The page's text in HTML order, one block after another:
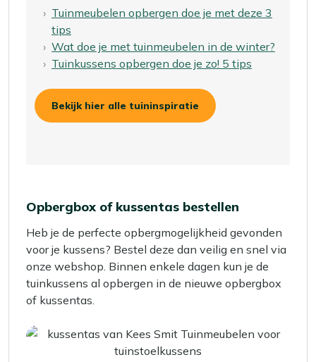
Tuinmeubelen opbergen doe je met deze 3
tips
Wat doe je met tuinmeubelen in de winter?
Tuinkussens opbergen doe je zo! 5 tips
Bekijk hier alle tuininspiratie
Opbergbox of kussentas bestellen
Heb je de perfecte opbergmogelijkheid gevonden
voor je kussens? Bestel deze dan veilig en snel via
onze webshop. Binnen enkele dagen kun je de
tuinkussens al opbergen in de nieuwe opbergbox
of kussentas.